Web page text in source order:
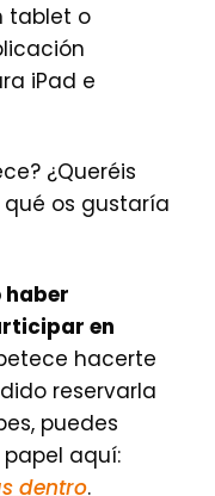
tablet o
iPad e
¿Queréis
qué os gustaría
haber
en
hacerte
reservarla
puedes
aquí:
dentro.